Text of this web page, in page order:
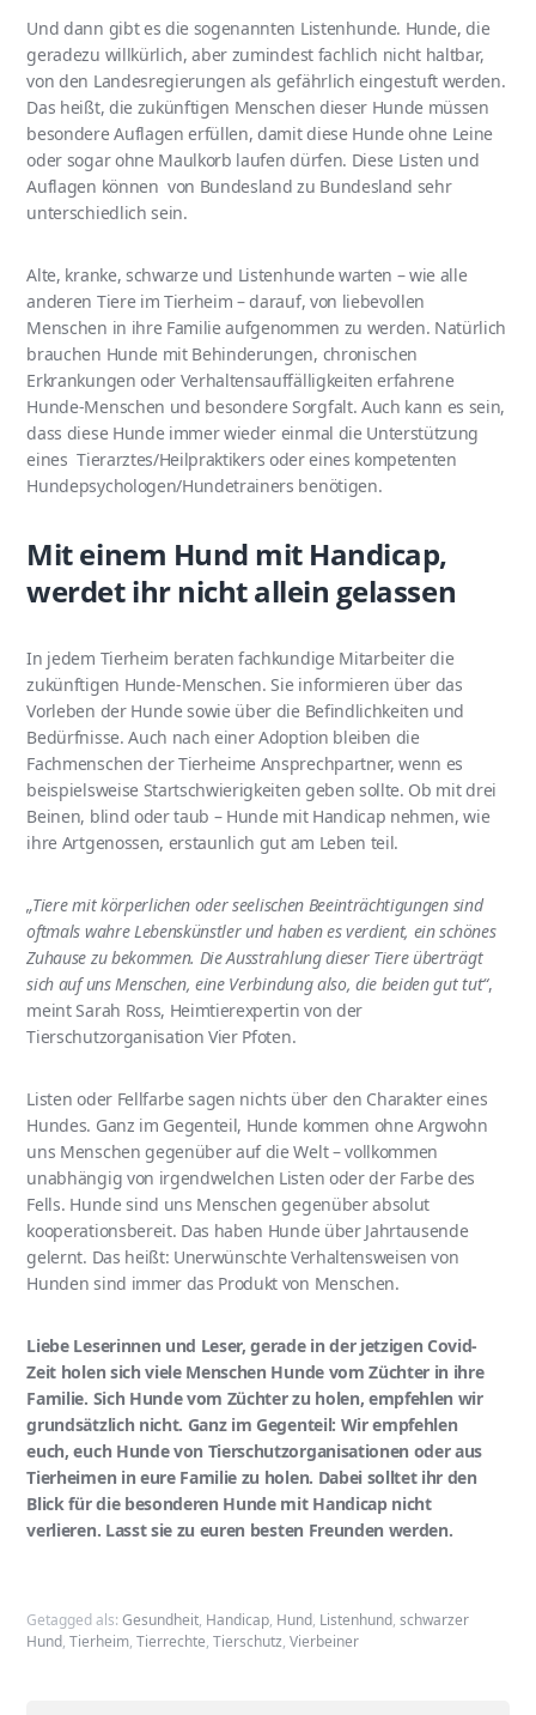
Und dann gibt es die sogenannten Listenhunde. Hunde, die
geradezu willkürlich, aber zumindest fachlich nicht haltbar,
von den Landesregierungen als gefährlich eingestuft werden.
Das heißt, die zukünftigen Menschen dieser Hunde müssen
besondere Auflagen erfüllen, damit diese Hunde ohne Leine
oder sogar ohne Maulkorb laufen dürfen. Diese Listen und
Auflagen können von Bundesland zu Bundesland sehr
unterschiedlich sein.
Alte, kranke, schwarze und Listenhunde warten – wie alle
anderen Tiere im Tierheim – darauf, von liebevollen
Menschen in ihre Familie aufgenommen zu werden. Natürlich
brauchen Hunde mit Behinderungen, chronischen
Erkrankungen oder Verhaltensauffälligkeiten erfahrene
Hunde-Menschen und besondere Sorgfalt. Auch kann es sein,
dass diese Hunde immer wieder einmal die Unterstützung
eines Tierarztes/Heilpraktikers oder eines kompetenten
Hundepsychologen/Hundetrainers benötigen.
Mit einem Hund mit Handicap,
werdet ihr nicht allein gelassen
In jedem Tierheim beraten fachkundige Mitarbeiter die
zukünftigen Hunde-Menschen. Sie informieren über das
Vorleben der Hunde sowie über die Befindlichkeiten und
Bedürfnisse. Auch nach einer Adoption bleiben die
Fachmenschen der Tierheime Ansprechpartner, wenn es
beispielsweise Startschwierigkeiten geben sollte. Ob mit drei
Beinen, blind oder taub – Hunde mit Handicap nehmen, wie
ihre Artgenossen, erstaunlich gut am Leben teil.
„Tiere mit körperlichen oder seelischen Beeinträchtigungen sind
oftmals wahre Lebenskünstler und haben es verdient, ein schönes
Zuhause zu bekommen. Die Ausstrahlung dieser Tiere überträgt
sich auf uns Menschen, eine Verbindung also, die beiden gut tut“,
meint Sarah Ross, Heimtierexpertin von der
Tierschutzorganisation Vier Pfoten.
Listen oder Fellfarbe sagen nichts über den Charakter eines
Hundes. Ganz im Gegenteil, Hunde kommen ohne Argwohn
uns Menschen gegenüber auf die Welt – vollkommen
unabhängig von irgendwelchen Listen oder der Farbe des
Fells. Hunde sind uns Menschen gegenüber absolut
kooperationsbereit. Das haben Hunde über Jahrtausende
gelernt. Das heißt: Unerwünschte Verhaltensweisen von
Hunden sind immer das Produkt von Menschen.
Liebe Leserinnen und Leser, gerade in der jetzigen Covid-
Zeit holen sich viele Menschen Hunde vom Züchter in ihre
Familie. Sich Hunde vom Züchter zu holen, empfehlen wir
grundsätzlich nicht. Ganz im Gegenteil: Wir empfehlen
euch, euch Hunde von Tierschutzorganisationen oder aus
Tierheimen in eure Familie zu holen. Dabei solltet ihr den
Blick für die besonderen Hunde mit Handicap nicht
verlieren. Lasst sie zu euren besten Freunden werden.
Getagged als:Gesundheit, Handicap, Hund, Listenhund,schwarzer
Hund,Tierheim,Tierrechte,Tierschutz,Vierbeiner